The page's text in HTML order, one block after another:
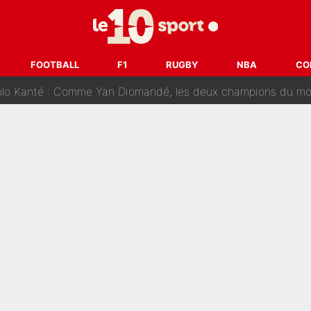
FOOTBALL F1 RUGBY NBA
CMA CGM recrute plusieurs coureurs pour offrir à Paul Seixas une
partance pour le PSG, le héros de la finale de la Coupe du monde
Kanté : Comme Yan Diomandé, les deux champions du